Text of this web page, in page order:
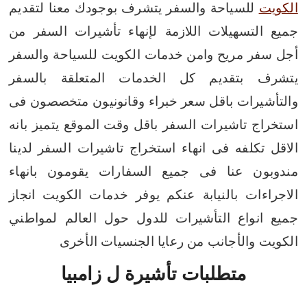
الكويت للسياحة والسفر يتشرف بوجودك معنا لتقديم
جميع التسهيلات اللازمة لإنهاء تأشيرات السفر من
أجل سفر مريح وامن خدمات الكويت للسياحة والسفر
يتشرف بتقديم كل الخدمات المتعلقة بالسفر
والتأشيرات باقل سعر خبراء وقانونيون متخصصون فى
استخراج تاشيرات السفر باقل وقت
الموقع يتميز بانه
الاقل تكلفه فى انهاء استخراج تاشيرات السفر
لدينا
مندوبون عنا فى جميع السفارات يقومون بانهاء
الاجراءات بالنيابة عنكم يوفر خدمات الكويت انجاز
جميع انواع التأشيرات للدول حول العالم لمواطني
الكويت والأجانب من رعايا الجنسيات الأخرى
متطلبات تأشيرة ل زامبيا